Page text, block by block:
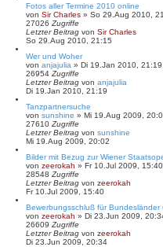
Fotos aller Termine 2010 online
von Sir Charles » So 29.Aug 2010,
27026 Zugriffe
Letzter Beitrag von Sir Charles
So 29.Aug 2010, 21:15
Wer und Woher
von anjajulia » Di 19.Jan 2010, 21:19
26954 Zugriffe
Letzter Beitrag von anjajulia
Di 19.Jan 2010, 21:19
Tanzpartnersuche
von sunshine » Mi 19.Aug 2009,
27610 Zugriffe
Letzter Beitrag von sunshine
Mi 19.Aug 2009, 20:02
Bilder mit Bezug zur Wiener
von zeerokah » Fr 10.Jul 2009, 15:40
28548 Zugriffe
Letzter Beitrag von zeerokah
Fr 10.Jul 2009, 15:40
Bewerbungsschluß für
von zeerokah » Di 23.Jun 2009,
26609 Zugriffe
Letzter Beitrag von zeerokah
Di 23.Jun 2009, 20:34